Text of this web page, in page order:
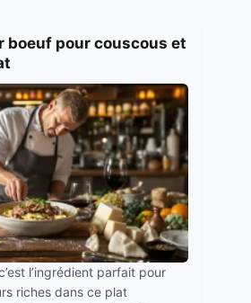
boeuf pour couscous et
l’ingrédient parfait pour
riches dans ce plat